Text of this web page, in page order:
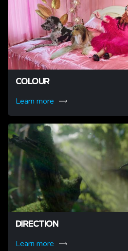
COLOUR
Learn more
DIRECTION
Learn more